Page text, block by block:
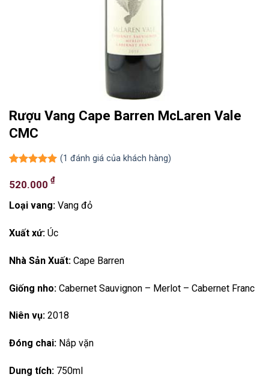
Rượu Vang Cape Barren McLaren Vale
CMC
dựa trên
(1 đánh giá của khách hàng)
520.000 ₫
Loại vang: Vang đỏ
Xuất xứ: Úc
Nhà Sản Xuất: Cape Barren
Giống nho: Cabernet Sauvignon – Merlot – Cabernet Franc
Niên vụ: 2018
Đóng chai: Nắp vặn
Dung tích: 750ml